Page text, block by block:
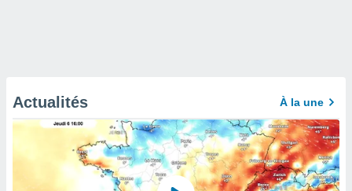
Actualités À la une